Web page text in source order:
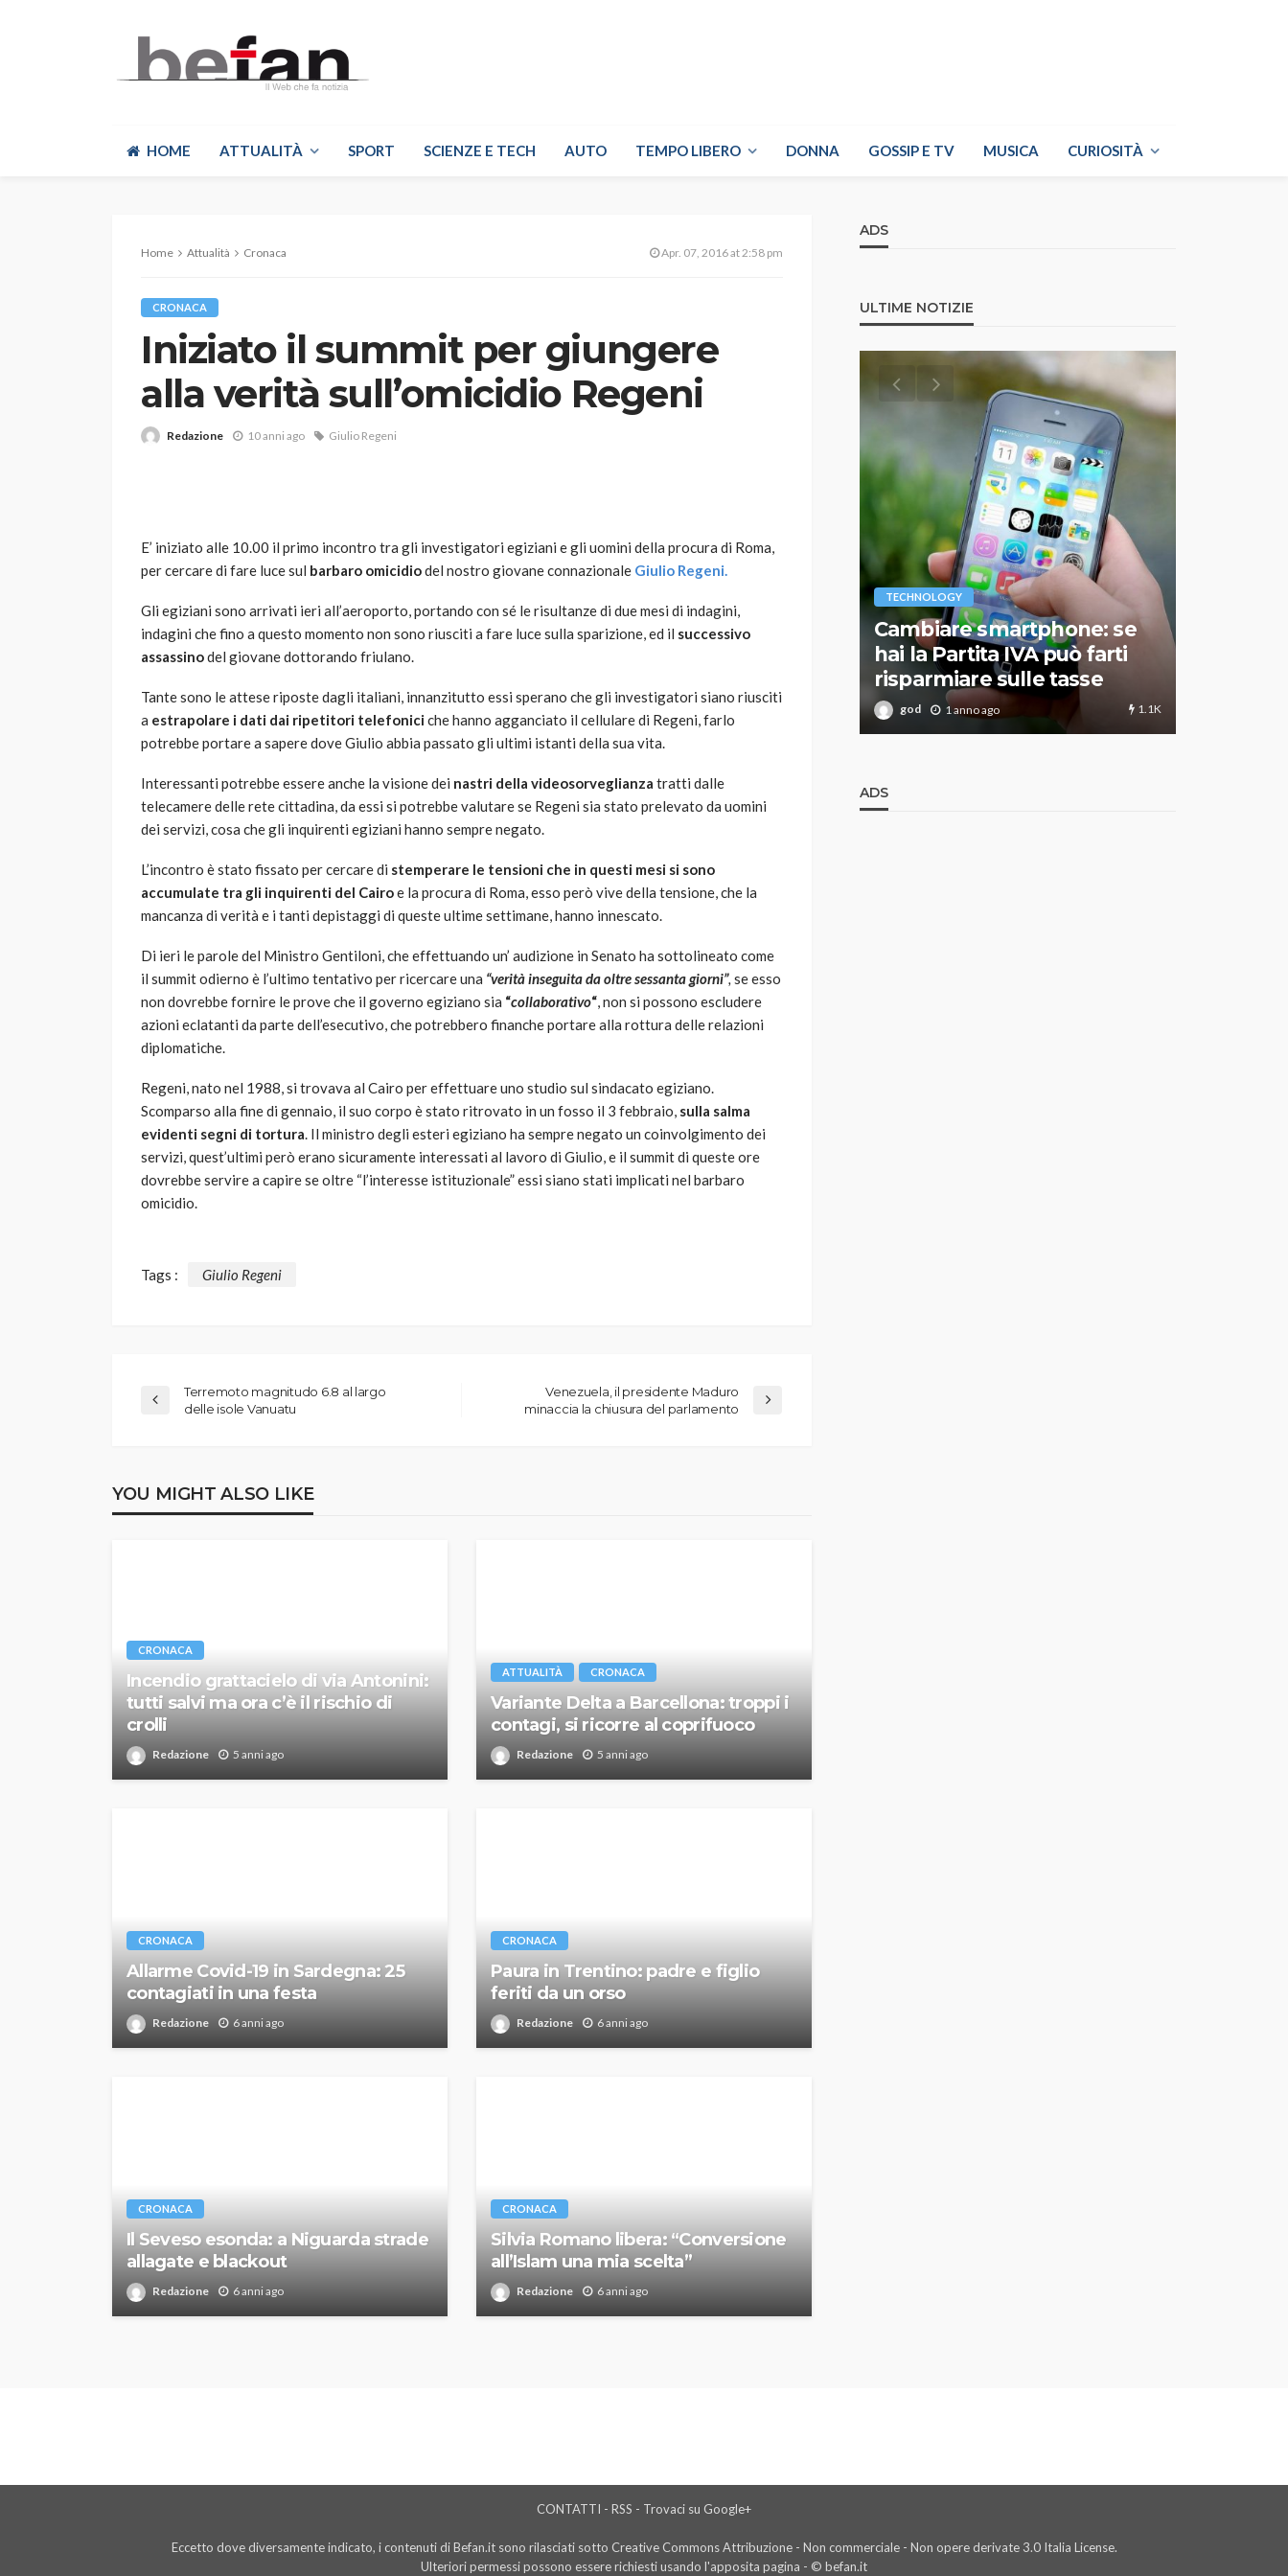
HOME ATTUALITÀ SPORT SCIENZE E TECH AUTO TEMPO LIBERO DONNA GOSSIP E TV MUSICA CURIOSITÀ
Home Attualità Cronaca Apr. 07, 2016 at 2:58 pm
CRONACA
Iniziato il summit per giungere
alla verità sull’omicidio Regeni
Redazione 10 anni ago Giulio Regeni
E’ iniziato alle 10.00 il primo incontro tra gli investigatori egiziani e gli uomini della procura di Roma,
per cercare di fare luce sul barbaro omicidiodel nostro giovane connazionale Giulio Regeni.
Gli egiziani sono arrivati ieri all’aeroporto, portando con sé le risultanze di due mesi di indagini,
indagini che fino a questo momento non sono riusciti a fare luce sulla sparizione, ed il successivo
assassinodel giovane dottorando friulano.
Tante sono le attese riposte dagli italiani, innanzitutto essi sperano che gli investigatori siano riusciti
a estrapolare i dati dai ripetitori telefoniciche hanno agganciato il cellulare di Regeni, farlo
potrebbe portare a sapere dove Giulio abbia passato gli ultimi istanti della sua vita.
Interessanti potrebbe essere anche la visione dei nastri della videosorveglianza tratti dalle
telecamere delle rete cittadina, da essi si potrebbe valutare se Regeni sia stato prelevato da uomini
dei servizi, cosa che gli inquirenti egiziani hanno sempre negato.
L’incontro è stato fissato per cercare di stemperare le tensioni che in questi mesi si sono
accumulate tra gli inquirenti del Cairoe la procura di Roma, esso però vive della tensione, che la
mancanza di verità e i tanti depistaggi di queste ultime settimane, hanno innescato.
Di ieri le parole del Ministro Gentiloni, che effettuando un’ audizione in Senato ha sottolineato come
il summit odierno è l’ultimo tentativo per ricercare una “verità inseguita da oltre sessanta giorni”, se esso
non dovrebbe fornire le prove che il governo egiziano sia “collaborativo“, non si possono escludere
azioni eclatanti da parte dell’esecutivo, che potrebbero finanche portare alla rottura delle relazioni
diplomatiche.
Regeni, nato nel 1988, si trovava al Cairo per effettuare uno studio sul sindacato egiziano.
Scomparso alla fine di gennaio, il suo corpo è stato ritrovato in un fosso il 3 febbraio, sulla salma
evidenti segni di tortura. Il ministro degli esteri egiziano ha sempre negato un coinvolgimento dei
servizi, quest’ultimi però erano sicuramente interessati al lavoro di Giulio, e il summit di queste ore
dovrebbe servire a capire se oltre “l’interesse istituzionale” essi siano stati implicati nel barbaro
omicidio.
Tags : Giulio Regeni
Terremoto magnitudo 6.8 al largo
delle isole Vanuatu
Venezuela, il presidente Maduro
minaccia la chiusura del parlamento
YOU MIGHT ALSO LIKE
CRONACA
Incendio grattacielo di via Antonini:
tutti salvi ma ora c’è il rischio di
crolli
Redazione 5 anni ago
ATTUALITÀ CRONACA
Variante Delta a Barcellona: troppi i
contagi, si ricorre al coprifuoco
Redazione 5 anni ago
CRONACA
Allarme Covid-19 in Sardegna: 25
contagiati in una festa
Redazione 6 anni ago
CRONACA
Paura in Trentino: padre e figlio
feriti da un orso
Redazione 6 anni ago
CRONACA
Il Seveso esonda: a Niguarda strade
allagate e blackout
Redazione 6 anni ago
CRONACA
Silvia Romano libera: “Conversione
all’Islam una mia scelta”
Redazione 6 anni ago
ADS
ULTIME NOTIZIE
Robot tagliaerba: quale
god 1 anno ago 785
AUTO SPORT
MG alle Final 8 di Coppa
Davis: tennis mondiale e
passione per
god 9 mesi ago
TECHNOLOGY
Cambiare smartphone: se
hai la Partita IVA può farti
risparmiare sulle tasse
god 1 anno ago 1.1K
ADS
CONTATTI - RSS - Trovaci su Google+
Eccetto dove diversamente indicato, i contenuti di Befan.it sono rilasciati sotto Creative Commons Attribuzione - Non commerciale - Non opere derivate 3.0 Italia License.
Ulteriori permessi possono essere richiesti usando l'apposita pagina - © befan.it